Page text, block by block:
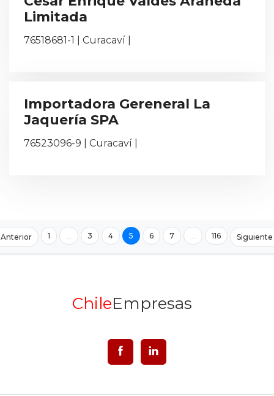
Limitada
76518681-1 | Curacaví |
Importadora Gereneral La
Jaquería SPA
76523096-9 | Curacaví |
1 ... 3 4 5 6 7 ... 116 Siguiente
ChileEmpresas